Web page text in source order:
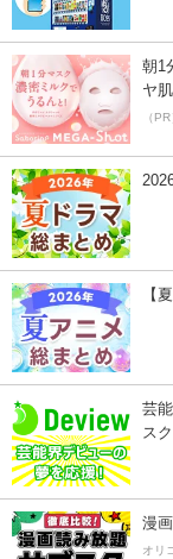
朝1
ヤ肌
（
【
芸
ス
漫
オリ